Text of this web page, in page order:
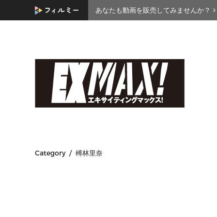
あなたも動画を販売してみませんか？
Category / 榑林里奈